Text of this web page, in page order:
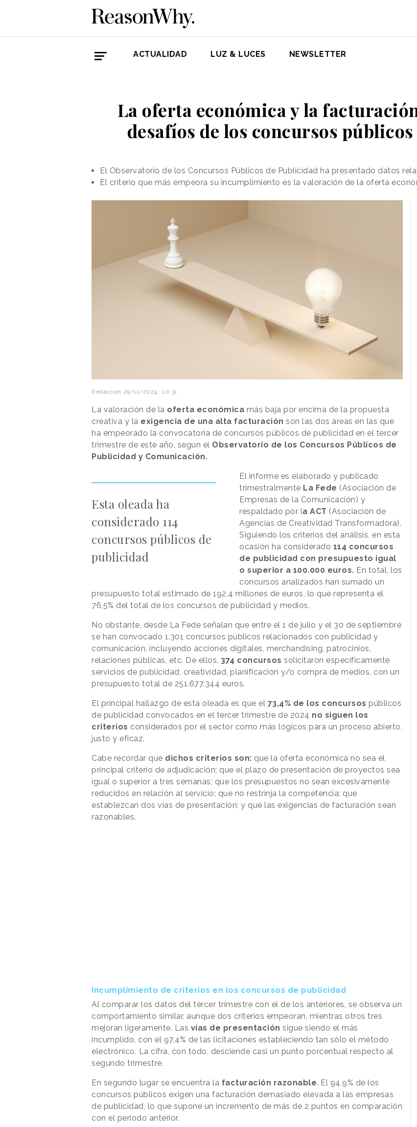
ACTUALIDAD LUZ & LUCES NEWSLETTER
La oferta económica y la
desafíos de los concursos
El Observatorio de los Concursos Públicos de Publicidad ha presentado datos
El criterio que más empeora su incumplimiento es la valoración de la oferta
Redacción 29/11/2024 · 10:31
La valoración de la oferta económica más baja por encima de la propuesta
creativa y la exigencia de una alta facturación son las dos áreas en las que
ha empeorado la convocatoria de concursos públicos de publicidad en el tercer
trimestre de este año, según el Observatorio de los Concursos Públicos de
Publicidad y Comunicación.
Esta oleada ha
considerado 114
concursos públicos de
publicidad
El informe es elaborado y publicado
trimestralmente La Fede (Asociación de
Empresas de la Comunicación) y
respaldado por la ACT (Asociación de
Agencias de Creatividad Transformadora).
Siguiendo los criterios del análisis, en esta
ocasión ha considerado 114 concursos
de publicidad con presupuesto igual
o superior a 100.000 euros. En total, los
concursos analizados han sumado un
presupuesto total estimado de 192,4 millones de euros, lo que representa el
76,5% del total de los concursos de publicidad y medios.
No obstante, desde La Fede señalan que entre el 1 de julio y el 30 de septiembre
se han convocado 1.301 concursos públicos relacionados con publicidad y
comunicación, incluyendo acciones digitales, merchandising, patrocinios,
relaciones públicas, etc. De ellos, 374 concursos solicitaron específicamente
servicios de publicidad, creatividad, planificación y/o compra de medios, con un
presupuesto total de 251.677.344 euros.
El principal hallazgo de esta oleada es que el 73,4% de los concursos públicos
de publicidad convocados en el tercer trimestre de 2024 no siguen los
criterios considerados por el sector como más lógicos para un proceso abierto,
justo y eficaz.
Cabe recordar que dichos criterios son: que la oferta económica no sea el
principal criterio de adjudicación; que el plazo de presentación de proyectos sea
igual o superior a tres semanas; que los presupuestos no sean excesivamente
reducidos en relación al servicio; que no restrinja la competencia; que
establezcan dos vías de presentación; y que las exigencias de facturación sean
razonables.
Incumplimiento de criterios en los concursos de publicidad
Al comparar los datos del tercer trimestre con el de los anteriores, se observa un
comportamiento similar, aunque dos criterios empeoran, mientras otros tres
mejoran ligeramente. Las vías de presentación sigue siendo el más
incumplido, con el 97,4% de las licitaciones estableciendo tan sólo el método
electrónico. La cifra, con todo, desciende casi un punto porcentual respecto al
segundo trimestre.
En segundo lugar se encuentra la facturación razonable. El 94,9% de los
concursos públicos exigen una facturación demasiado elevada a las empresas
de publicidad, lo que supone un incremento de más de 2 puntos en comparación
con el periodo anterior.